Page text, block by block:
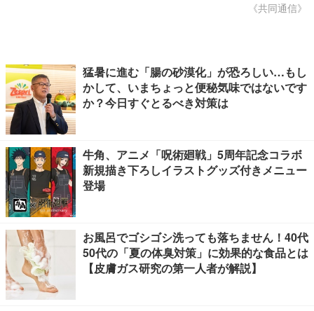
《共同通信》
猛暑に進む「腸の砂漠化」が恐ろしい…もし
かして、いまちょっと便秘気味ではないです
か？今日すぐとるべき対策は
牛角、アニメ「呪術廻戦」5周年記念コラボ
新規描き下ろしイラストグッズ付きメニュー
登場
お風呂でゴシゴシ洗っても落ちません！40代
50代の「夏の体臭対策」に効果的な食品とは
【皮膚ガス研究の第一人者が解説】